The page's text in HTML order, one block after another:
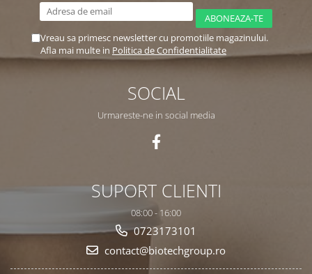
Vreau sa primesc newsletter cu promotiile magazinului.
Afla mai multe in Politica de Confidentialitate
SOCIAL
Urmareste-ne in social media
SUPORT CLIENTI
08:00 - 16:00
0723173101
contact@biotechgroup.ro